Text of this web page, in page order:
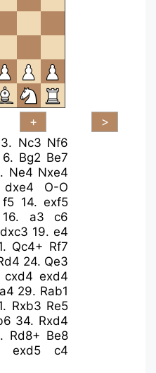
3. Nc3 Nf6
6. Bg2 Be7
Ne4 Nxe4
dxe4
O-O
f5 14.exf5
16. a3
c6
dxc3 19.e4
Qc4+ Rf7
24. Qe3
cxd4 exd4
29. Rab1
Rxb3 Re5
34. Rxd4
Rd8+ Be8
exd5
c4